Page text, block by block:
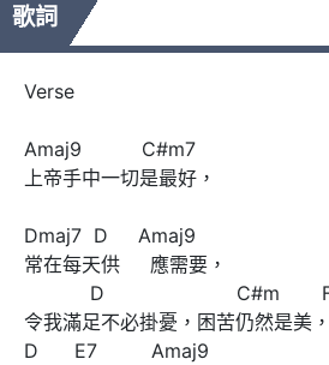
歌詞
Verse
Amaj9          C#m7
上帝手中一切是最好，
Dmaj7  D     Amaj9
常在每天供     應需要，
令我滿足不必掛憂，困苦仍然是美，
D      E7         Amaj9